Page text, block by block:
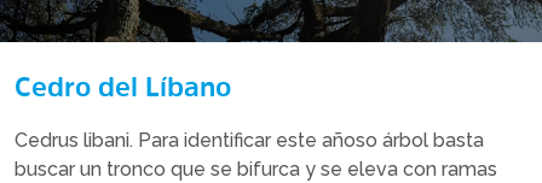
Cedro del Líbano
Cedrus libani. Para identificar este añoso árbol basta
buscar un tronco que se bifurca y se eleva con ramas